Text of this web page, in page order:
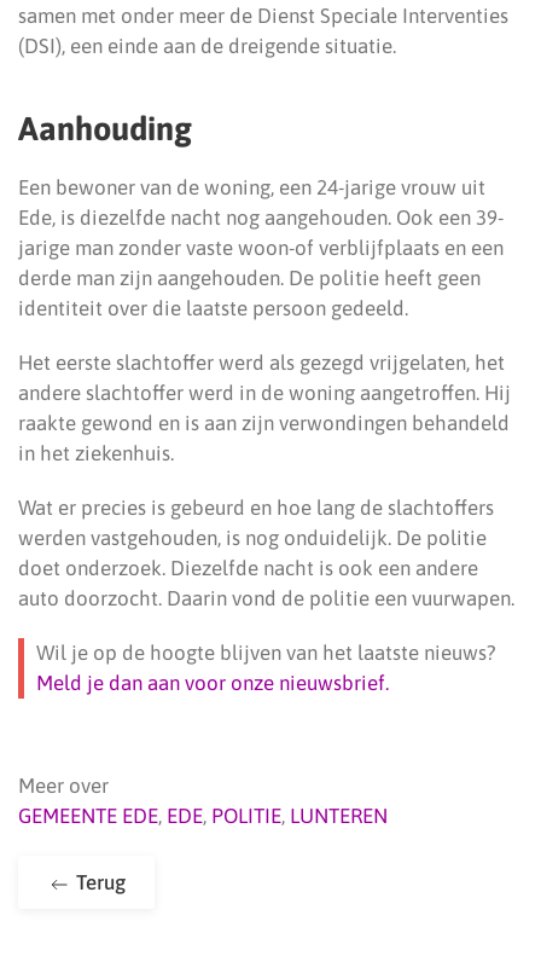
samen met onder meer de Dienst Speciale Interventies
(DSI), een einde aan de dreigende situatie.
Aanhouding
Een bewoner van de woning, een 24-jarige vrouw uit
Ede, is diezelfde nacht nog aangehouden. Ook een 39-
jarige man zonder vaste woon-of verblijfplaats en een
derde man zijn aangehouden. De politie heeft geen
identiteit over die laatste persoon gedeeld.
Het eerste slachtoffer werd als gezegd vrijgelaten, het
andere slachtoffer werd in de woning aangetroffen. Hij
raakte gewond en is aan zijn verwondingen behandeld
in het ziekenhuis.
Wat er precies is gebeurd en hoe lang de slachtoffers
werden vastgehouden, is nog onduidelijk. De politie
doet onderzoek. Diezelfde nacht is ook een andere
auto doorzocht. Daarin vond de politie een vuurwapen.
Wil je op de hoogte blijven van het laatste nieuws?
Meld je dan aan voor onze nieuwsbrief.
Meer over
GEMEENTE EDE, EDE, POLITIE, LUNTEREN
Terug